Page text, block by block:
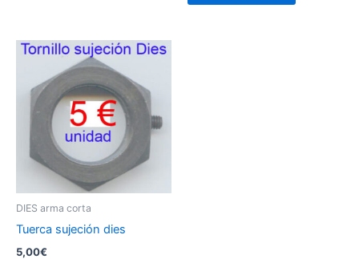
DIES arma corta
Tuerca sujeción dies
5,00€